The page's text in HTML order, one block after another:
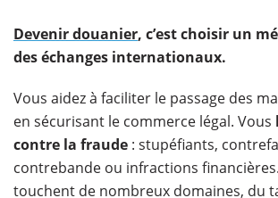
Devenir douanier, c’est choisir un
des échanges internationaux.
Vous aidez à faciliter le passage des
en sécurisant le commerce légal. Vous
contre la fraude : stupéfiants,
contrebande ou infractions
touchent de nombreux domaines, du